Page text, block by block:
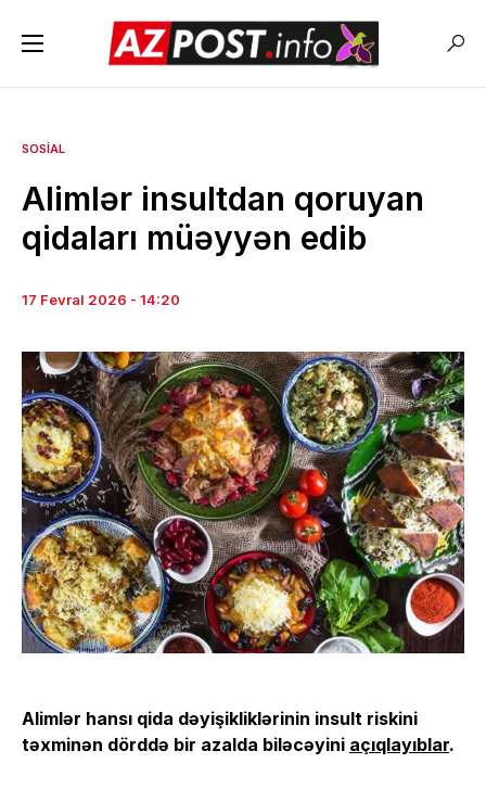
SOSIAL
Alimlər insultdan qoruyan
qidaları müəyyən edib
17 Fevral 2026 - 14:20
Alimlər hansı qida dəyişikliklərinin insult riskini
təxminən dörddə bir azalda biləcəyini açıqlayıblar.